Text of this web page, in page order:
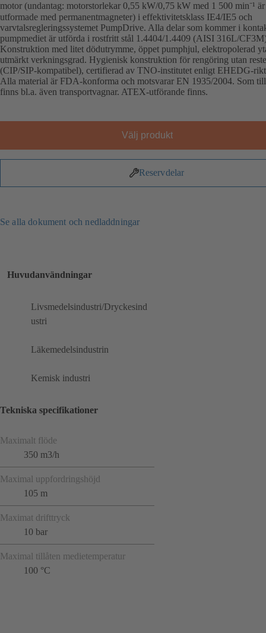
motor (undantag: motorstorlekar 0,55 kW/0,75 kW med 1 500 min⁻¹ är
utformade med permanentmagneter) i effektivitetsklass IE4/IE5 och
varvtalsregleringssystemet PumpDrive. Alla delar som kommer i
pumpmediet är utförda i rostfritt stål 1.4404/1.4409 (AISI 316L/
Konstruktion med litet dödutrymme, öppet pumphjul, elektropolerad
utmärkt verkningsgrad. Hygienisk konstruktion för rengöring utan
(CIP/SIP-kompatibel), certifierad av TNO-institutet enligt EHEDG-
Alla material är FDA-konforma och motsvarar EN 1935/2004. Som
finns bl.a. även transportvagnar. ATEX-utförande finns.
Välj produkt
Reservdelar
Se alla dokument och nedladdningar
Huvudanvändningar
Livsmedelsindustri/Dryckesind
ustri
Läkemedelsindustrin
Kemisk industri
Tekniska specifikationer
Maximalt flöde
350 m3/h
Maximal uppfordringshöjd
105 m
Maximat drifttryck
10 bar
Maximal tillåten medietemperatur
100 °C